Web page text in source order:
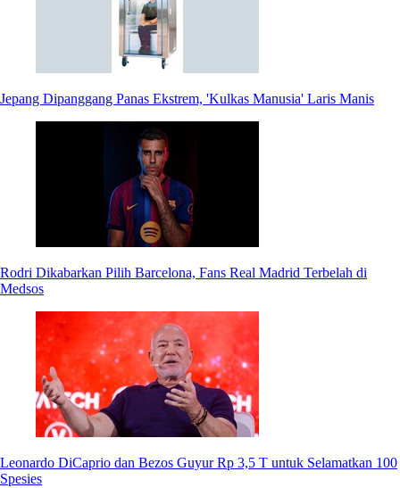
Jepang Dipanggang Panas Ekstrem, 'Kulkas Manusia' Laris Manis
Rodri Dikabarkan Pilih Barcelona, Fans Real Madrid Terbelah di
Medsos
Leonardo DiCaprio dan Bezos Guyur Rp 3,5 T untuk Selamatkan 100
Spesies